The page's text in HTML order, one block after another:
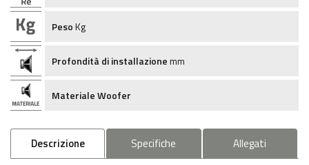
PesoKg
Profondità di installazionemm
Materiale Woofer
Descrizione Specifiche Allegati